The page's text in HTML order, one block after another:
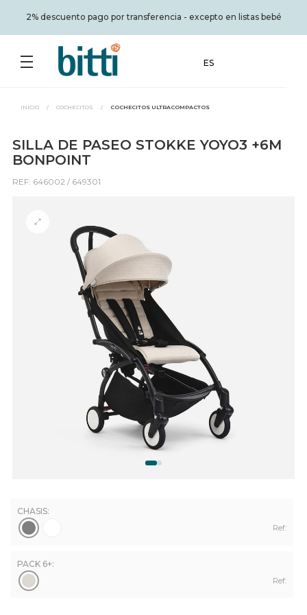
2% descuento pago por transferencia - excepto en listas bebé
ES
INICIO / COCHECITOS / COCHECITOS ULTRACOMPACTOS
SILLA DE PASEO STOKKE YOYO3 +6M
BONPOINT
REF: 646002 / 649301
CHASIS:
Ref:
PACK 6+:
Ref: